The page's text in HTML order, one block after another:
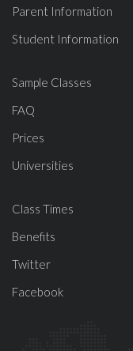
Parent Information
Student Information
Sample Classes
FAQ
Prices
Universities
Class Times
Benefits
Twitter
Facebook